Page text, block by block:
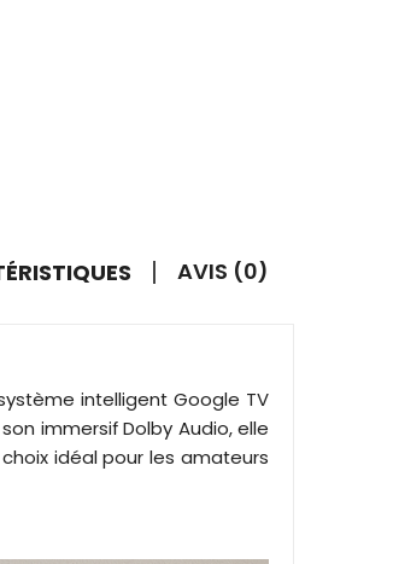
AVIS (0)
intelligent Google TV
immersif Dolby Audio, elle
idéal pour les amateurs